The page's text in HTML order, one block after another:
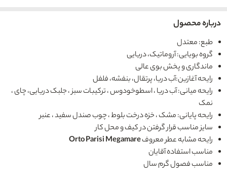
درباره محصول
طبع: معتدل
گروه بویایی: آروماتیک، دریایی
ماندگاری و پخش بوی عالی
رایحه آغازین:آب دریا، پرتقال، بنفشه، فلفل
رایحه میانی: آب دریا ، اسطوخودوس ، ترکیبات سبز ، جلبک دریایی، چای ،
نمک
رایحه پایانی: مشک ، خزه درخت بلوط ، چوب صندل سفید ، عنبر
سایز مناسب قرار گرفتن در کیف و محل کار
رایحه مشابه عطر معروفOrto Parisi Megamare
مناسب استفاده آقایان
مناسب فصول گرم سال